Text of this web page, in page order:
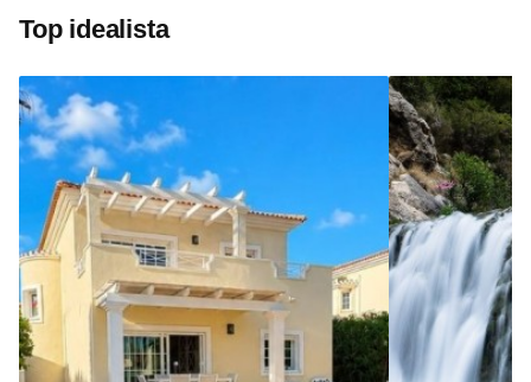
Top idealista